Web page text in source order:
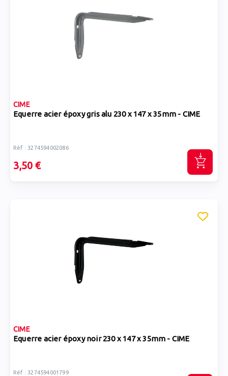
CIME
Equerre acier époxy gris alu 230 x 147 x 35mm - CIME
Réf : 3274594002086
3,50 €
CIME
Equerre acier époxy noir 230 x 147 x 35mm - CIME
Réf : 3274594001799